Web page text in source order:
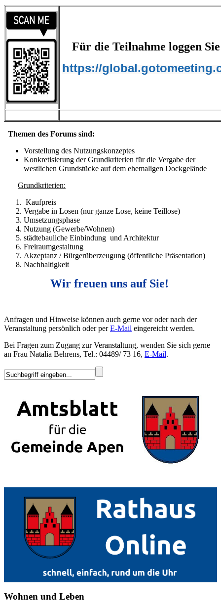
Für die Teilnahme loggen
https://
Themen des Forums sind:
Vorstellung des Nutzungskonzeptes
Konkretisierung der Grundkriterien für die Vergabe der
westlichen Grundstücke auf dem ehemaligen Dockgelände
Grundkriterien:
Kaufpreis
Vergabe in Losen (nur ganze Lose, keine Teillose)
Umsetzungsphase
Nutzung (Gewerbe/Wohnen)
städtebauliche Einbindung und Architektur
Freiraumgestaltung
Akzeptanz / Bürgerüberzeugung (öffentliche Präsentation)
Nachhaltigkeit
Wir freuen uns auf Sie!
Anfragen und Hinweise können auch gerne vor oder nach der
Veranstaltung persönlich oder perE-Mail eingereicht werden.
Bei Fragen zum Zugang zur Veranstaltung, wenden Sie sich gerne
an Frau Natalia Behrens, Tel.: 04489/ 73 16, E-Mail.
Wohnen und Leben